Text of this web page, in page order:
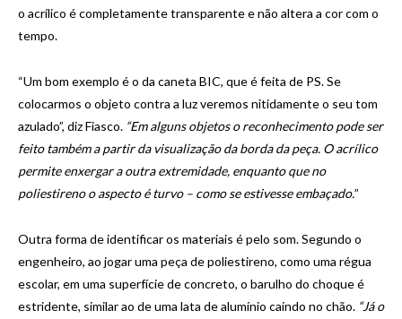
o acrílico é completamente transparente e não altera a cor com o
tempo.
“Um bom exemplo é o da caneta BIC, que é feita de PS. Se
colocarmos o objeto contra a luz veremos nitidamente o seu tom
azulado”, diz Fiasco. “Em alguns objetos o reconhecimento pode ser
feito também a partir da visualização da borda da peça. O acrílico
permite enxergar a outra extremidade, enquanto que no
poliestireno o aspecto é turvo – como se estivesse embaçado.”
Outra forma de identificar os materiais é pelo som. Segundo o
engenheiro, ao jogar uma peça de poliestireno, como uma régua
escolar, em uma superfície de concreto, o barulho do choque é
estridente, similar ao de uma lata de alumínio caindo no chão. “Já o